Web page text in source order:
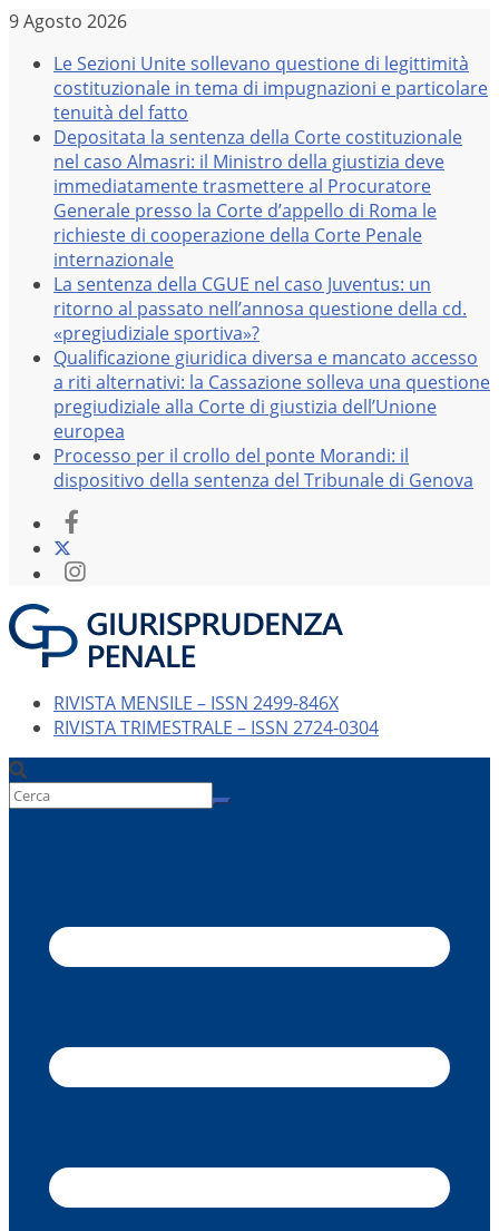
Salta
contenuto
9 Agosto 2026
Le Sezioni Unite sollevano questione di legittimità
costituzionale in tema di impugnazioni e particolare
tenuità del fatto
Depositata la sentenza della Corte costituzionale
nel caso Almasri: il Ministro della giustizia deve
immediatamente trasmettere al Procuratore
Generale presso la Corte d’appello di Roma le
richieste di cooperazione della Corte Penale
internazionale
La sentenza della CGUE nel caso Juventus: un
ritorno al passato nell’annosa questione della cd.
«pregiudiziale sportiva»?
Qualificazione giuridica diversa e mancato accesso
a riti alternativi: la Cassazione solleva una questione
pregiudiziale alla Corte di giustizia dell’Unione
europea
Processo per il crollo del ponte Morandi: il
dispositivo della sentenza del Tribunale di Genova
RIVISTA MENSILE – ISSN 2499-846X
RIVISTA TRIMESTRALE – ISSN 2724-0304